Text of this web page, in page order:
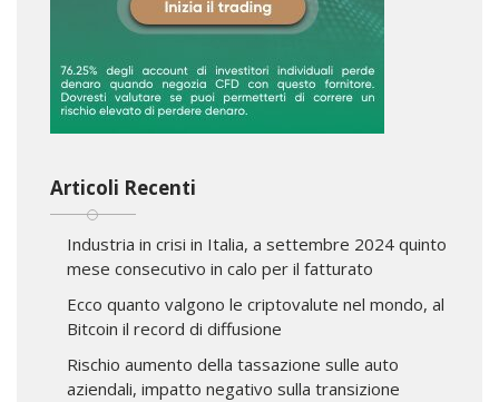
Articoli Recenti
Industria in crisi in Italia, a settembre 2024 quinto
mese consecutivo in calo per il fatturato
Ecco quanto valgono le criptovalute nel mondo, al
Bitcoin il record di diffusione
Rischio aumento della tassazione sulle auto
aziendali, impatto negativo sulla transizione